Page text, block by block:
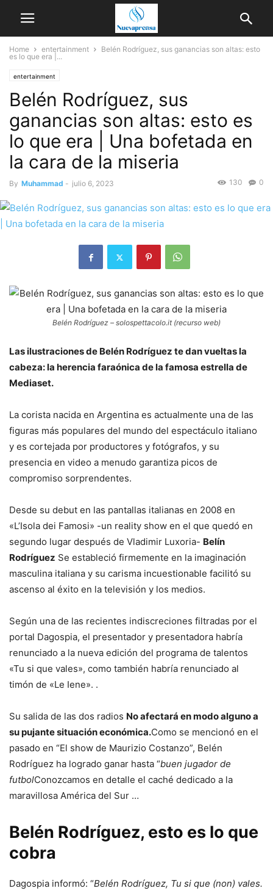
Home entertainment
Belén Rodríguez, sus ganancias son altas: esto
es lo que era |...
entertainment
Belén Rodríguez, sus
ganancias son altas: esto es
lo que era | Una bofetada en
la cara de la miseria
By Muhammad - julio 6, 2023 0
130
Belén Rodríguez – solospettacolo.it (recurso web)
Las ilustraciones de Belén Rodríguez te dan vueltas la
cabeza: la herencia faraónica de la famosa estrella de
Mediaset.
La corista nacida en Argentina es actualmente una de las
figuras más populares del mundo del espectáculo italiano
y es cortejada por productores y fotógrafos, y su
presencia en video a menudo garantiza picos de
compromiso sorprendentes.
Desde su debut en las pantallas italianas en 2008 en
«L’Isola dei Famosi» -un reality show en el que quedó en
segundo lugar después de Vladimir Luxoria- Belín
Rodríguez Se estableció firmemente en la imaginación
masculina italiana y su carisma incuestionable facilitó su
ascenso al éxito en la televisión y los medios.
Según una de las recientes indiscreciones filtradas por el
portal Dagospia, el presentador y presentadora habría
renunciado a la nueva edición del programa de talentos
«Tu si que vales», como también habría renunciado al
timón de «Le Iene». .
Su salida de las dos radios No afectará en modo alguno a
su pujante situación económica.Como se mencionó en el
pasado en “El show de Maurizio Costanzo”, Belén
Rodríguez ha logrado ganar hasta “buen jugador de
futbolConozcamos en detalle el caché dedicado a la
maravillosa América del Sur …
Belén Rodríguez, esto es lo que
cobra
Dagospia informó: “Belén Rodríguez, Tu si que (non) vales.